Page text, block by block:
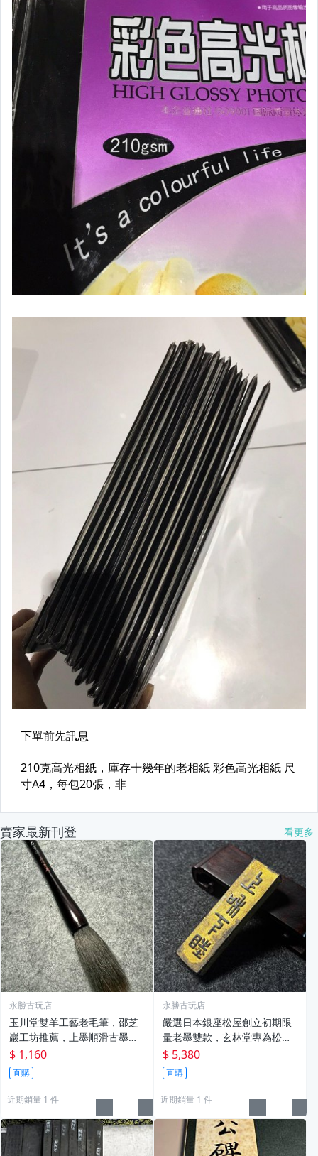
賣家最新刊登 看更多
永勝古玩店
玉川堂雙羊工藝老毛筆，邵芝
巖工坊推薦，上墨順滑古墨專
用 老墨 冬青 老筆
$ 1,160
直購
近期銷量 1 件
永勝古玩店
嚴選日本銀座松屋創立初期限
量老墨雙款，玄林堂專為松屋
打造，重量22.5g，適合收藏
及品味民國時期古雅文化 文房
用具 民國古墨 收藏文玩
$ 5,380
直購
近期銷量 1 件